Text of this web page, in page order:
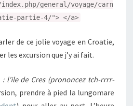
general/voyage/carn
partie-4/"> </a>
de ce jolie voyage en Croatie,
les excursion que j’y ai fait.
l’ile de Cres (prononcez tch-rrrr-
prendre à pied la lungomare